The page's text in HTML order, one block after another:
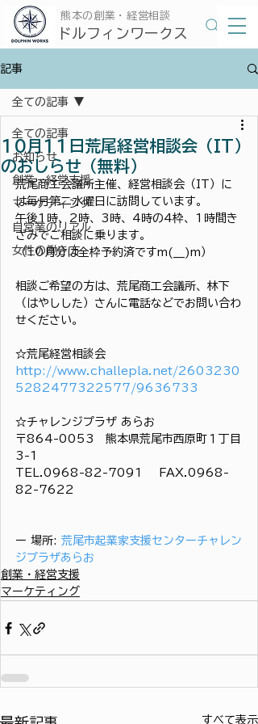
​ドルフィンワークス
​熊本の創業・経営相談
記事
全ての記事
お知らせ
創業・経営支援
マーケティング
自営業のリアル
女性の働き方
全ての記事
10月11日荒尾経営相談会（IT）
のおしらせ（無料）
荒尾商工会議所主催、経営相談会（IT）に
は毎月第二水曜日に訪問しています。
午後1時、2時、3時、4時の4枠、1時間き
ざみでご相談に乗ります。
（10月分は全枠予約済ですm(__)m）
相談ご希望の方は、荒尾商工会議所、林下
（はやしした）さんに電話などでお問い合わ
せください。
☆荒尾経営相談会
http://www.challepla.net/2603230
5282477322577/9636733
☆チャレンジプラザ あらお
〒864-0053　熊本県荒尾市西原町１丁目
3-1
TEL.0968-82-7091 　FAX.0968-
82-7622
ー 場所: 荒尾市起業家支援センターチャレン
ジプラザあらお
創業・経営支援
マーケティング
すべて表示